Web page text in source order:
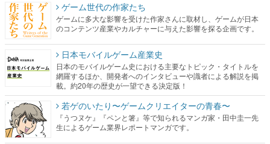
ゲーム世代の作家たち
ゲームに多大な影響を受けた作家さんに取材し、ゲームが日本
のコンテンツ産業やカルチャーに与えた影響を探る企画です。
日本モバイルゲーム産業史
日本のモバイルゲーム史における主要なトピック・タイトルを
網羅するほか、開発者へのインタビューや識者による解説を掲
載。約20年の歴史が一望できる決定版！
若ゲのいたり〜ゲームクリエイターの青春〜
『うつヌケ』『ペンと箸』等で知られるマンガ家・田中圭一先
生によるゲーム業界レポートマンガです。